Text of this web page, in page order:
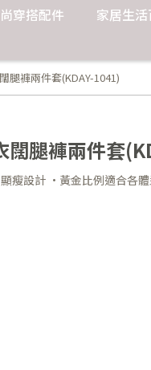
穿搭配件 家居生
腿褲兩件套(KDAY-1041)
腿褲兩件套
瘦設計 ·黃金比例適合各體